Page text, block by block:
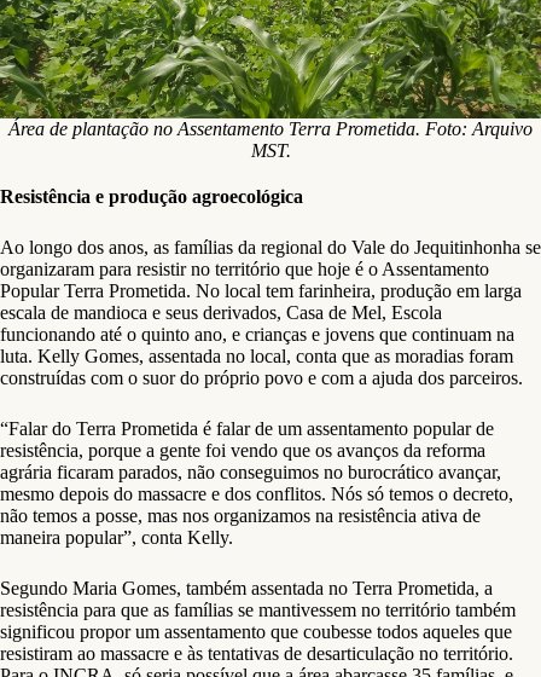
Área de plantação no Assentamento Terra Prometida. Foto: Arquivo
MST.
Resistência e produção agroecológica
Ao longo dos anos, as famílias da regional do Vale do Jequitinhonha se
organizaram para resistir no território que hoje é o Assentamento
Popular Terra Prometida. No local tem farinheira, produção em larga
escala de mandioca e seus derivados, Casa de Mel, Escola
funcionando até o quinto ano, e crianças e jovens que continuam na
luta. Kelly Gomes, assentada no local, conta que as moradias foram
construídas com o suor do próprio povo e com a ajuda dos parceiros.
“Falar do Terra Prometida é falar de um assentamento popular de
resistência, porque a gente foi vendo que os avanços da reforma
agrária ficaram parados, não conseguimos no burocrático avançar,
mesmo depois do massacre e dos conflitos. Nós só temos o decreto,
não temos a posse, mas nos organizamos na resistência ativa de
maneira popular”, conta Kelly.
Segundo Maria Gomes, também assentada no Terra Prometida, a
resistência para que as famílias se mantivessem no território também
significou propor um assentamento que coubesse todos aqueles que
resistiram ao massacre e às tentativas de desarticulação no território.